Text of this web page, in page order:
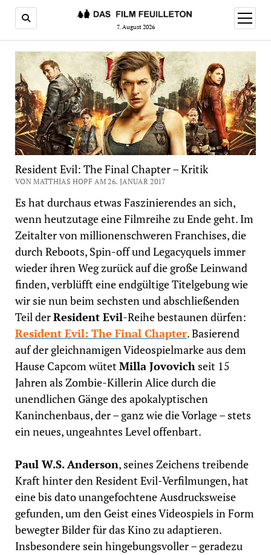
7. August 2026
Menü
öffnen
Resident Evil: The Final Chapter – Kritik
VON MATTHIAS HOPF AM 26. JANUAR 2017
Es hat durchaus etwas Faszinierendes an sich,
wenn heutzutage eine Filmreihe zu Ende geht. Im
Zeitalter von millionenschweren Franchises, die
durch Reboots, Spin-off und Legacyquels immer
wieder ihren Weg zurück auf die große Leinwand
finden, verblüfft eine endgültige Titelgebung wie
wir sie nun beim sechsten und abschließenden
Teil derResident Evil-Reihe bestaunen dürfen:
Resident Evil: The Final Chapter. Basierend
auf der gleichnamigen Videospielmarke aus dem
Hause Capcom wütetMilla Jovovichseit 15
Jahren als Zombie-Killerin Alice durch die
unendlichen Gänge des apokalyptischen
Kaninchenbaus, der – ganz wie die Vorlage – stets
ein neues, ungeahntes Level offenbart.
Paul W.S. Anderson, seines Zeichens treibende
Kraft hinter den Resident Evil-Verfilmungen, hat
eine bis dato unangefochtene Ausdrucksweise
gefunden, um den Geist eines Videospiels in Form
bewegter Bilder für das Kino zu adaptieren.
Insbesondere sein hingebungsvoller – geradezu